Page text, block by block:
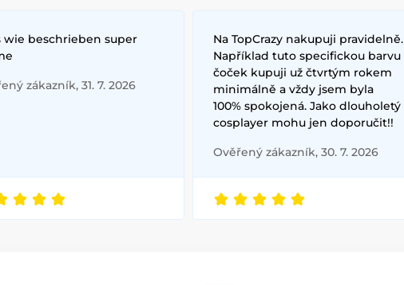
wie beschrieben super
zákazník, 31. 7. 2026
Na TopCrazy nakupuji pravidelně.
Například tuto specifickou barvu
čoček kupuji už čtvrtým rokem
minimálně a vždy jsem byla
100% spokojená. Jako dlouholetý
cosplayer mohu jen doporučit!!
Ověřený zákazník, 30. 7. 2026